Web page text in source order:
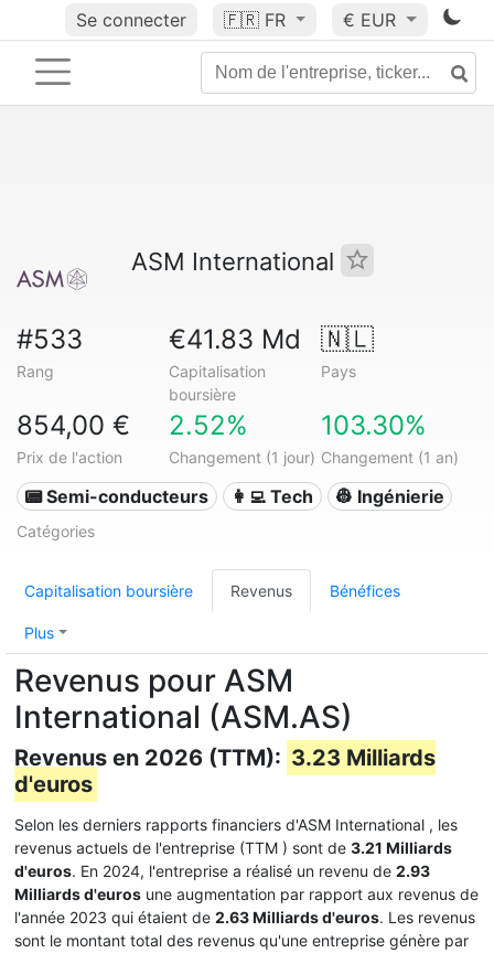
Se connecter 🇫🇷 FR € EUR
ASM International
#533
Rang
€41.83 Md
Capitalisation
boursière
🇳🇱
Pays
854,00 €
Prix de l'action
2.52%
Changement (1 jour)
103.30%
Changement (1 an)
📟 Semi-conducteurs 👩‍💻 Tech 👷 Ingénierie
Catégories
Capitalisation boursière Revenus Bénéfices
Plus
Revenus pour ASM
International (ASM.AS)
Revenus en 2026 (TTM): 3.23 Milliards
d'euros
Selon les derniers rapports financiers d'ASM International , les
revenus actuels de l'entreprise (TTM ) sont de 3.21 Milliards
d'euros. En 2024, l'entreprise a réalisé un revenu de 2.93
Milliards d'euros une augmentation par rapport aux revenus de
l'année 2023 qui étaient de 2.63 Milliards d'euros. Les revenus
sont le montant total des revenus qu'une entreprise génère par